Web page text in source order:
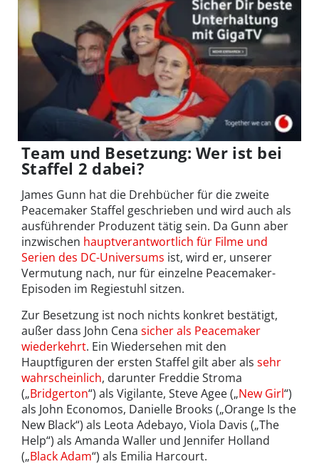
Team und Besetzung: Wer ist bei
Staffel 2 dabei?
James Gunn hat die Drehbücher für die zweite
Peacemaker Staffel geschrieben und wird auch als
ausführender Produzent tätig sein. Da Gunn aber
inzwischen hauptverantwortlich für Filme und
Serien des DC-Universums ist, wird er, unserer
Vermutung nach, nur für einzelne Peacemaker-
Episoden im Regiestuhl sitzen.
Zur Besetzung ist noch nichts konkret bestätigt,
außer dass John Cena sicher als Peacemaker
wiederkehrt. Ein Wiedersehen mit den
Hauptfiguren der ersten Staffel gilt aber als sehr
wahrscheinlich, darunter Freddie Stroma
(„Bridgerton“) als Vigilante, Steve Agee („New Girl“)
als John Economos, Danielle Brooks („Orange Is the
New Black“) als Leota Adebayo, Viola Davis („The
Help“) als Amanda Waller und Jennifer Holland
(„Black Adam“) als Emilia Harcourt.